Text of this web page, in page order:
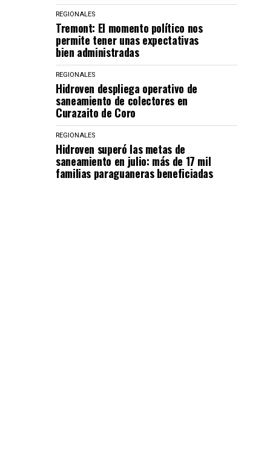
REGIONALES
Tremont: El momento político nos
permite tener unas expectativas
bien administradas
REGIONALES
Hidroven despliega operativo de
saneamiento de colectores en
Curazaito de Coro
REGIONALES
Hidroven superó las metas de
saneamiento en julio: más de 17 mil
familias paraguaneras beneficiadas